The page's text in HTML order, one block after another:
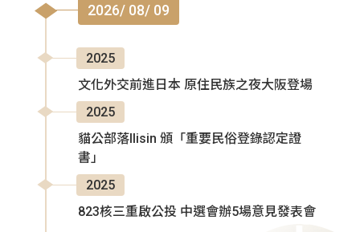
2026/ 08/ 09
2025
文化外交前進日本 原住民族之夜大阪登場
2025
貓公部落Ilisin 頒「重要民俗登錄認定證
書」
2025
823核三重啟公投 中選會辦5場意見發表會